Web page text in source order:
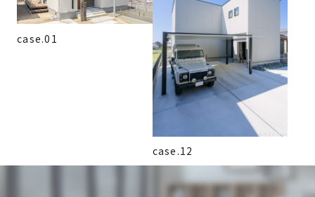
case.01
case.12